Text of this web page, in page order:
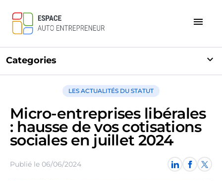
menu
Categories expand_more
LES ACTUALITÉS DU STATUT
Micro-entreprises libérales
: hausse de vos cotisations
sociales en juillet 2024
Publié le 06/06/2024